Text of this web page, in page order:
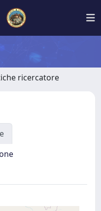
ricercatore